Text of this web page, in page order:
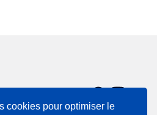
cookies pour optimiser le